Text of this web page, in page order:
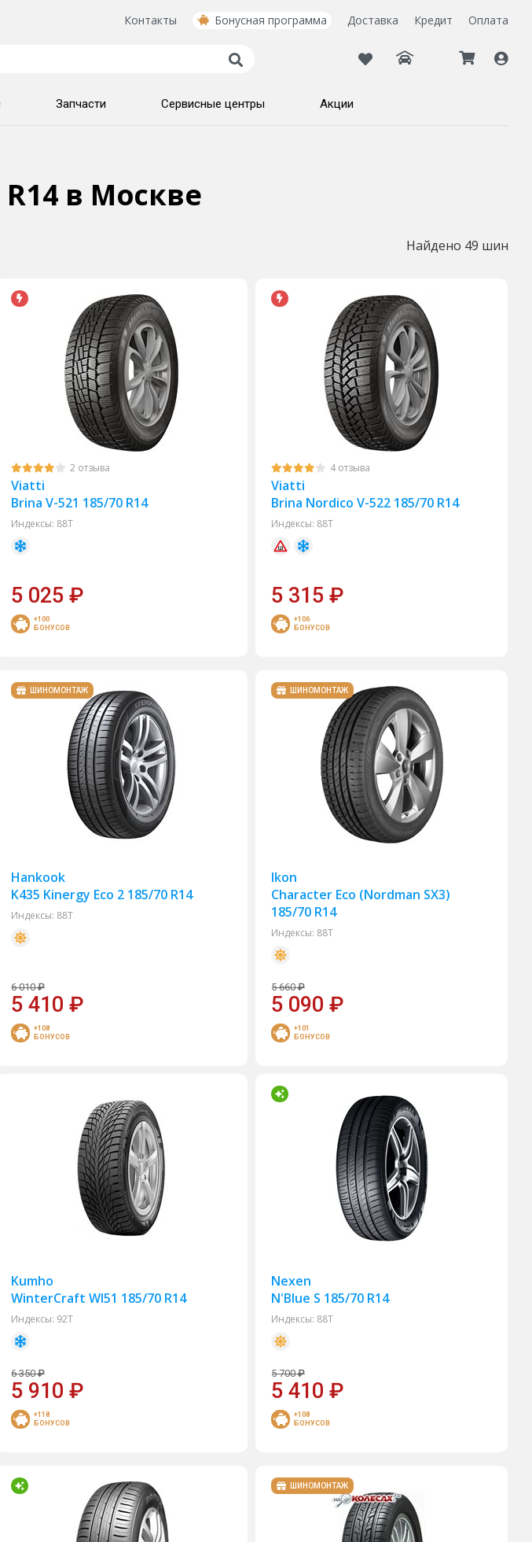
Контакты Бонусная программа Доставка Кредит Оплата
Запчасти Сервисные центры Акции
в Москве
Найдено 49 шин
2 отзыва
Viatti
Brina V-521 185/70 R14
Индексы: 88T
5 025₽
+100
БОНУСОВ
4 отзыва
Viatti
Brina Nordico V-522 185/70 R14
Индексы: 88T
5 315₽
+106
БОНУСОВ
ШИНОМОНТАЖ
Hankook
K435 Kinergy Eco 2 185/70 R14
Индексы: 88T
6 010 ₽
5 410₽
+108
БОНУСОВ
ШИНОМОНТАЖ
Ikon
Character Eco (Nordman SX3)
185/70 R14
Индексы: 88T
5 660 ₽
5 090₽
+101
БОНУСОВ
Kumho
WinterCraft WI51 185/70 R14
Индексы: 92T
6 350 ₽
5 910₽
+118
БОНУСОВ
Nexen
N'Blue S 185/70 R14
Индексы: 88T
5 700 ₽
5 410₽
+108
БОНУСОВ
ШИНОМОНТАЖ